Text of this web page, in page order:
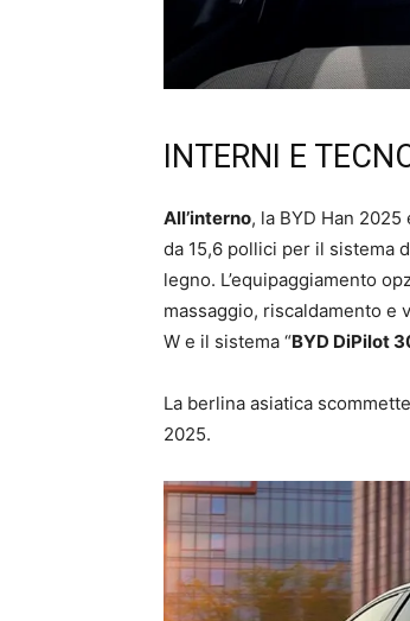
INTERNI E
All’interno, la BYD Han
da 15,6 pollici per il sistema
legno. L’equipaggiamento
massaggio, riscaldamento e
W e il sistema “BYD DiPilot
La berlina asiatica
2025.